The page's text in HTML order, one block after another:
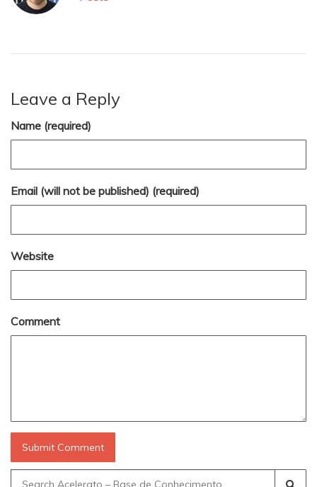
Leave a Reply
Name (required)
Email (will not be published) (required)
Website
Comment
Search